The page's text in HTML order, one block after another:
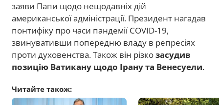
заяви Папи щодо нещодавніх дій
американської адміністрації. Президент нагадав
понтифіку про часи пандемії COVID-19,
звинувативши попередню владу в репресіях
проти духовенства. Також він різкозасудив
позицію Ватикану щодо Ірану та Венесуели.
Читайте також: